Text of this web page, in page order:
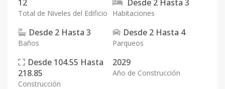
12
Total de Niveles del Edificio
Desde 2 Hasta 3
Habitaciones
Desde 2 Hasta 3
Baños
Desde 2 Hasta 4
Parqueos
Desde 104.55 Hasta
218.85
Construcción
2029
Año de Construcción